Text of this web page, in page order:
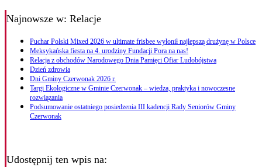
Najnowsze w: Relacje
Puchar Polski Mixed 2026 w ultimate frisbee wyłonił najlepszą drużynę w Polsce
Meksykańska fiesta na 4. urodziny Fundacji Pora na nas!
Relacja z obchodów Narodowego Dnia Pamięci Ofiar Ludobójstwa
Dzień zdrowia
Dni Gminy Czerwonak 2026 r.
Targi Ekologiczne w Gminie Czerwonak – wiedza, praktyka i nowoczesne
rozwiązania
Podsumowanie ostatniego posiedzenia III kadencji Rady Seniorów Gminy
Czerwonak
Udostępnij ten wpis na: